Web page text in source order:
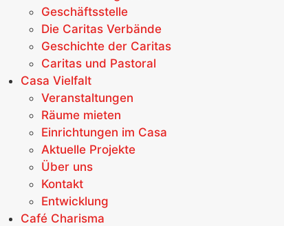
Geschäftsstelle
Die Caritas Verbände
Geschichte der Caritas
Caritas und Pastoral
Casa Vielfalt
Veranstaltungen
Räume mieten
Einrichtungen im Casa
Aktuelle Projekte
Über uns
Kontakt
Entwicklung
Café Charisma